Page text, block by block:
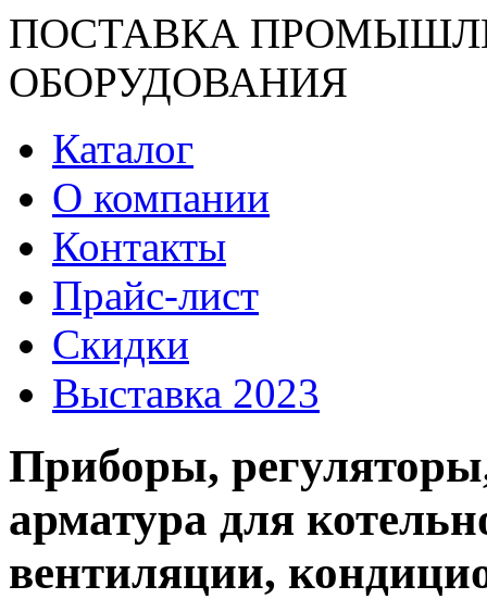
ПОСТАВКА
ОБОРУДОВАНИЯ
Каталог
О компании
Контакты
Прайс-лист
Скидки
Выставка 2023
Приборы,
арматура для
вентиляции,